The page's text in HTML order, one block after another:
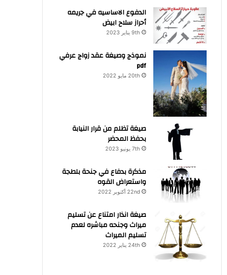
الدفوع الاساسيه في جريمه
أحراز سلاح ابيض
9th يناير 2023
نموذج وصيغة عقد زواج عرفي
pdf
20th مايو 2022
صيغة تظلم من قرار النيابة
بحفظ المحضر
7th يونيو 2023
مذكرة بدفاع في جنحة بلطجة
واستعراض القوه
22nd أكتوبر 2022
صيغة انذار امتناع عن تسليم
ميراث وجنحه مباشره لعدم
تسليم الميراث
24th يناير 2022